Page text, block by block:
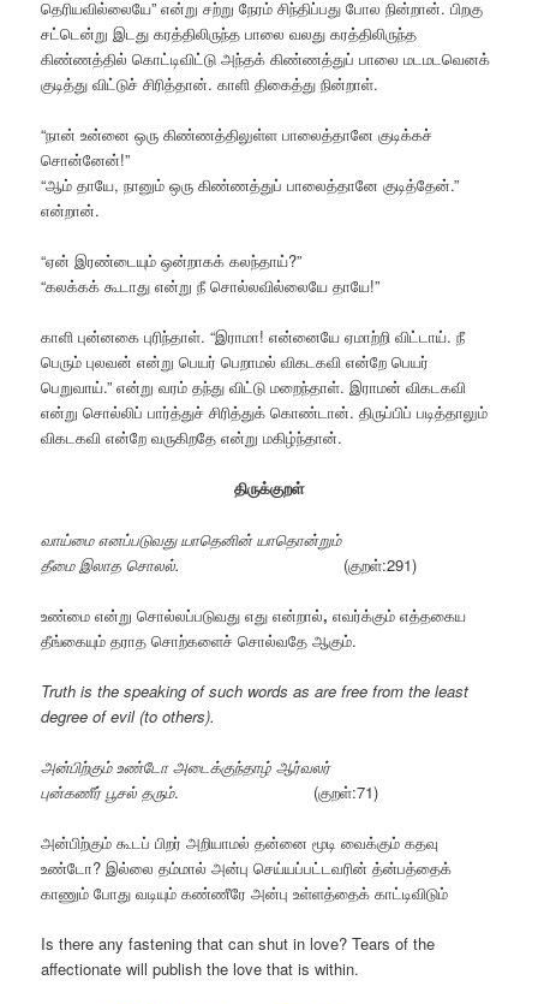
தெரியவில்லையே” என்று சற்று நேரம் சிந்திப்பது போல நின்றான். பிறகு
சட்டென்று இடது கரத்திலிருந்த பாலை வலது கரத்திலிருந்த
கிண்ணத்தில் கொட்டிவிட்டு அந்தக் கிண்ணத்துப் பாலை மடமடவெனக்
குடித்து விட்டுச் சிரித்தான். காளி திகைத்து நின்றாள்.
“நான் உன்னை ஒரு கிண்ணத்திலுள்ள பாலைத்தானே குடிக்கச்
சொன்னேன்!”
“ஆம் தாயே, நானும் ஒரு கிண்ணத்துப் பாலைத்தானே குடித்தேன்.”
என்றான்.
“ஏன் இரண்டையும் ஒன்றாகக் கலந்தாய்?”
“கலக்கக் கூடாது என்று நீ சொல்லவில்லையே தாயே!”
காளி புன்னகை புரிந்தாள். “இராமா! என்னையே ஏமாற்றி விட்டாய். நீ
பெரும் புலவன் என்று பெயர் பெறாமல் விகடகவி என்றே பெயர்
பெறுவாய்.” என்று வரம் தந்து விட்டு மறைந்தாள். இராமன் விகடகவி
என்று சொல்லிப் பார்த்துச் சிரித்துக் கொண்டான். திருப்பிப் படித்தாலும்
விகடகவி என்றே வருகிறதே என்று மகிழ்ந்தான்.
திருக்குறள்
வாய்மை எனப்படுவது யாதெனின் யாதொன்றும்
தீமை இலாத சொலல்.
(குறள்:291)
உண்மை என்று சொல்லப்படுவது எது என்றால்,எவர்க்கும் எத்தகைய
தீங்கையும் தராத சொற்களைச் சொல்வதே ஆகும்.
Truth is the speaking of such words as are free from the least
degree of evil (to others).
அன்பிற்கும் உண்டோ அடைக்குந்தாழ் ஆர்வலர்
புன்கணீர் பூசல் தரும். (குறள்:71)
அன்பிற்கும் கூடப் பிறர் அறியாமல் தன்னை மூடி வைக்கும் கதவு
உண்டோ? இல்லை தம்மால் அன்பு செய்யப்பட்டவரின் த்ன்பத்தைக்
காணும் போது வடியும் கண்ணீரே அன்பு உள்ளத்தைக் காட்டிவிடும்
Is there any fastening that can shut in love? Tears of the
affectionate will publish the love that is within.